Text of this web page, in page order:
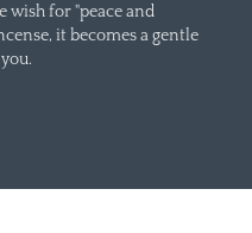
wish for "peace and
it becomes a gentle